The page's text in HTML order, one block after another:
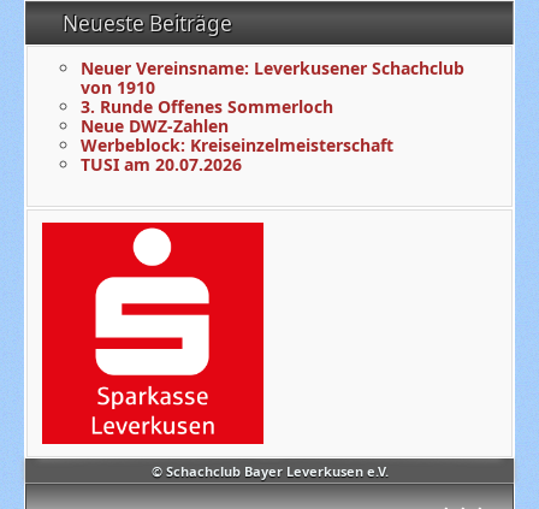
© Schachclub Bayer Leverkusen e.V.
Neueste Beiträge
Neuer Vereinsname: Leverkusener Schachclub
von 1910
3. Runde Offenes Sommerloch
Neue DWZ-Zahlen
Werbeblock: Kreiseinzelmeisterschaft
TUSI am 20.07.2026